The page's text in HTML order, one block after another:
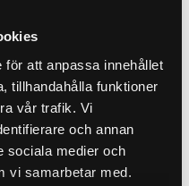
för att anpassa innehållet
tillhandahålla funktioner
vår trafik. Vi
och annan
sociala medier och
vi samarbetar med.